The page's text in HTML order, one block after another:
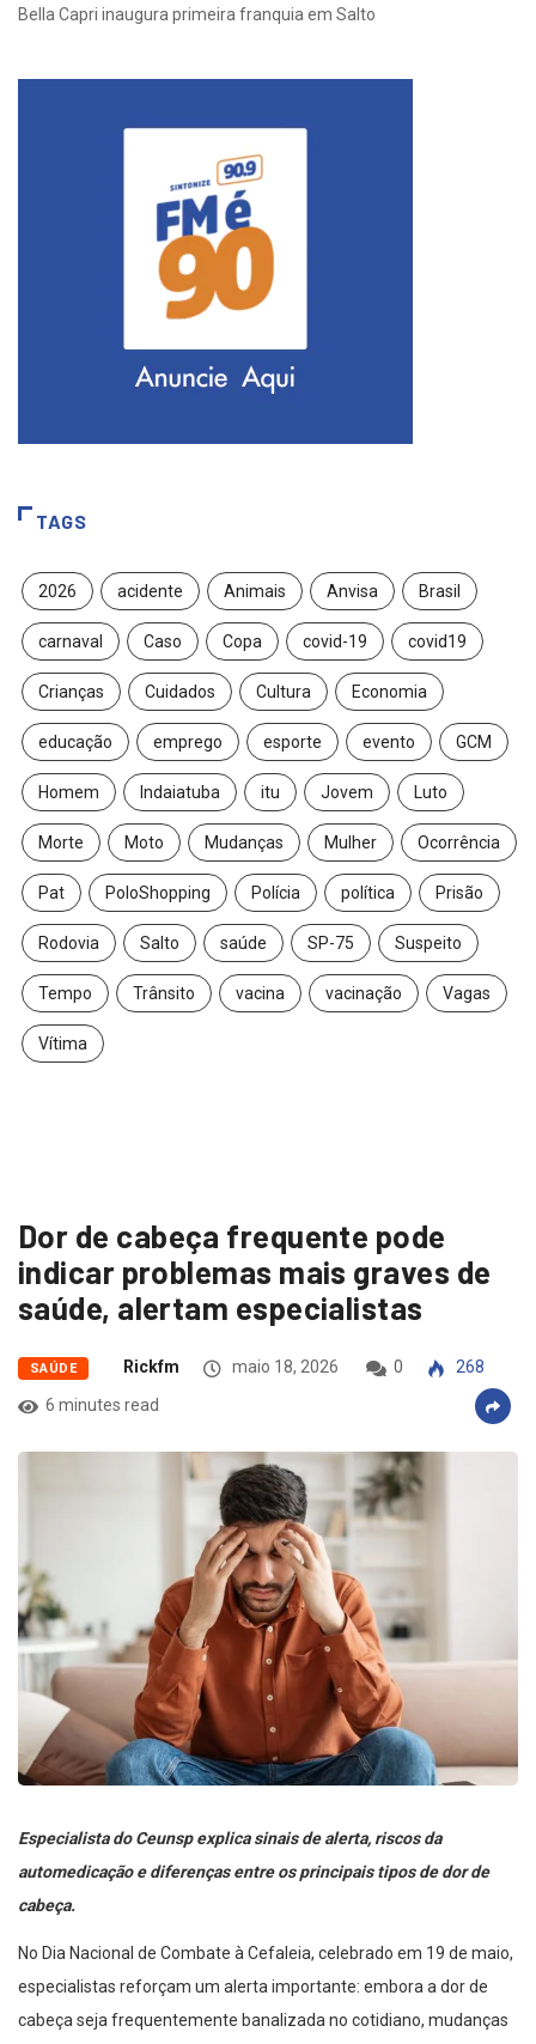
Bella Capri inaugura primeira franquia em Salto
TAGS
2026 acidente Animais Anvisa Brasil
carnaval Caso Copa covid-19 covid19
Crianças Cuidados Cultura Economia
educação emprego esporte evento GCM
Homem Indaiatuba itu Jovem Luto
Morte Moto Mudanças Mulher Ocorrência
Pat PoloShopping Polícia política Prisão
Rodovia Salto saúde SP-75 Suspeito
Tempo Trânsito vacina vacinação Vagas
Vítima
Dor de cabeça frequente pode
indicar problemas mais graves de
saúde, alertam especialistas
SAÚDE Rickfm maio 18, 2026 0
268
6 minutes read
Especialista do Ceunsp explica sinais de alerta, riscos da
automedicação e diferenças entre os principais tipos de dor de
cabeça.
No Dia Nacional de Combate à Cefaleia, celebrado em 19 de maio,
especialistas reforçam um alerta importante: embora a dor de
cabeça seja frequentemente banalizada no cotidiano, mudanças